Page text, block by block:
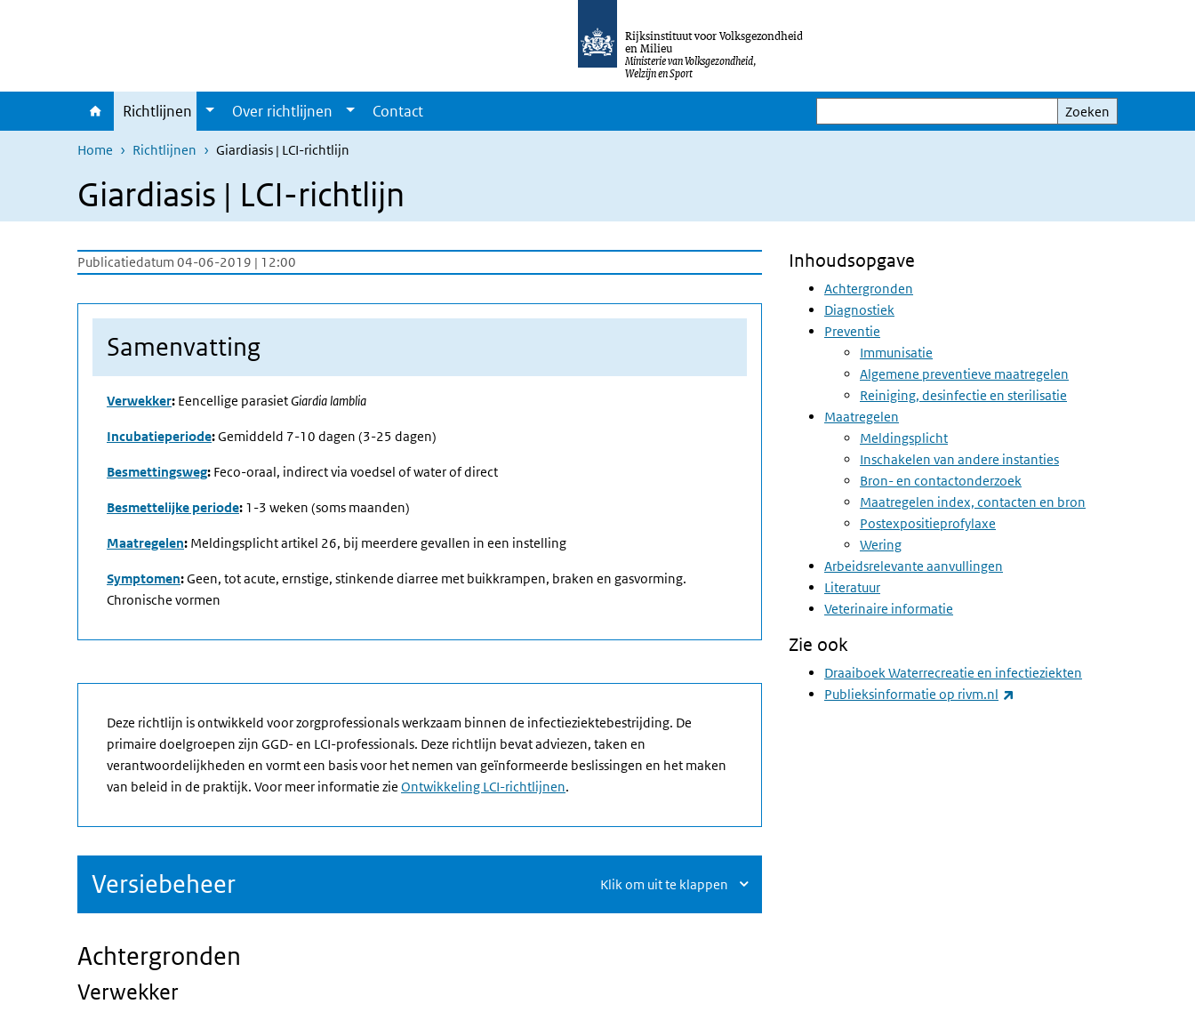
Rijksinstituut voor Volksgezondheid
en Milieu
Ministerie van Volksgezondheid,
Welzijn en Sport
Richtlijnen Over richtlijnen Contact
Zoeken
Zoeken
Home Richtlijnen Giardiasis | LCI-richtlijn
Giardiasis | LCI-richtlijn
Publicatiedatum 04-06-2019 | 12:00
Samenvatting
Verwekker: Eencellige parasiet Giardia lamblia
Incubatieperiode:Gemiddeld 7-10 dagen (3-25 dagen)
Besmettingsweg: Feco-oraal, indirect via voedsel of water of direct
Besmettelijke periode: 1-3 weken (soms maanden)
Maatregelen: Meldingsplicht artikel 26, bij meerdere gevallen in een instelling
Symptomen:Geen, tot acute, ernstige, stinkende diarree met buikkrampen, braken en gasvorming.
Chronische vormen
Deze richtlijn is ontwikkeld voor zorgprofessionals werkzaam binnen de infectieziektebestrijding. De
primaire doelgroepen zijn GGD- en LCI-professionals. Deze richtlijn bevat adviezen, taken en
verantwoordelijkheden en vormt een basis voor het nemen van geïnformeerde beslissingen en het maken
van beleid in de praktijk. Voor meer informatie zie Ontwikkeling LCI-richtlijnen.
Versiebeheer Klik om uit te klappen
Achtergronden
Verwekker
Inhoudsopgave
Achtergronden
Diagnostiek
Preventie
Immunisatie
Algemene preventieve maatregelen
Reiniging, desinfectie en sterilisatie
Maatregelen
Meldingsplicht
Inschakelen van andere instanties
Bron- en contactonderzoek
Maatregelen index, contacten en bron
Postexpositieprofylaxe
Wering
Arbeidsrelevante aanvullingen
Literatuur
Veterinaire informatie
Zie ook
Draaiboek Waterrecreatie en infectieziekten
Publieksinformatie op rivm.nl